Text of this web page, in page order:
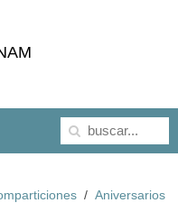
Aniversarios